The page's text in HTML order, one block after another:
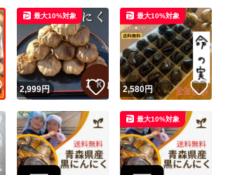
いいね！
2,999円 いいね！
最大10%対象
2,580円 いいね！
最大10%対象
最大10%対象